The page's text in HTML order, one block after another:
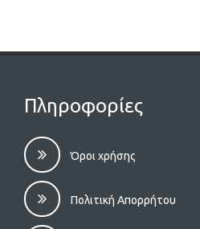
Πληροφορίες
Όροι χρήσης
Πολιτική Απορρήτου